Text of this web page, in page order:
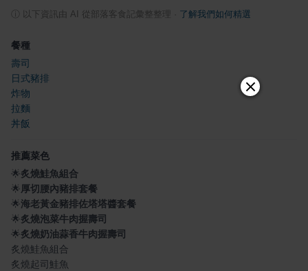
以下資訊由 AI 從部落客食記彙整整理 了解我們如何精選
餐種
壽司
日式豬排
炸物
拉麵
丼飯
推薦菜色
🌟炙燒鮭魚組合
🌟厚切腰內豬排套餐
🌟海老黃金豬排佐塔塔醬套餐
🌟炙燒泡菜牛肉握壽司
🌟炙燒奶油蒜香牛肉握壽司
炙燒鮭魚組合
炙燒起司鮭魚